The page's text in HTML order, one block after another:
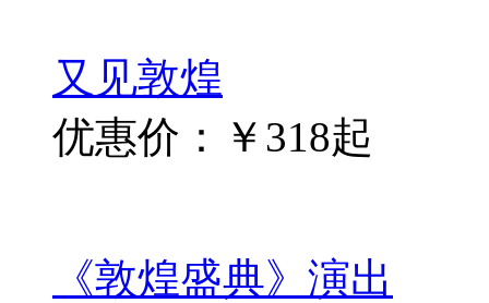
又见敦煌
优惠价：￥318起
《敦煌盛典》演出